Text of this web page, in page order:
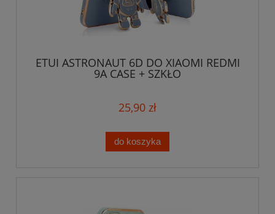
ETUI ASTRONAUT 6D DO XIAOMI REDMI
9A CASE + SZKŁO
25,90 zł
do koszyka